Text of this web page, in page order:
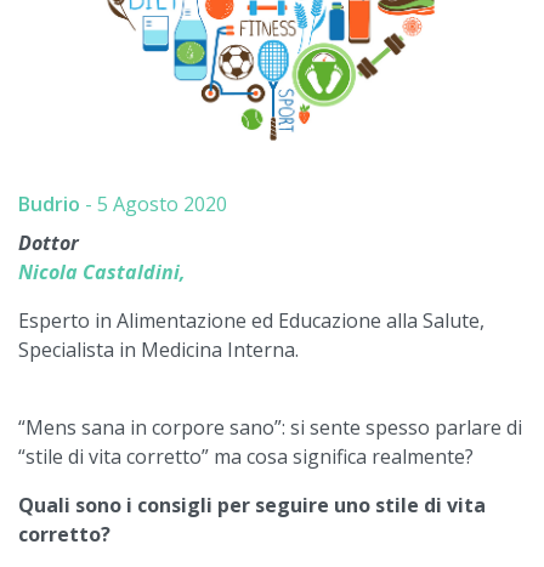
Budrio - 5 Agosto 2020
Dottor
Nicola Castaldini,
Esperto in Alimentazione ed Educazione alla Salute,
Specialista in Medicina Interna.
“Mens sana in corpore sano”: si sente spesso parlare di
“stile di vita corretto” ma cosa significa realmente?
Quali sono i consigli per seguire uno stile di vita
corretto?